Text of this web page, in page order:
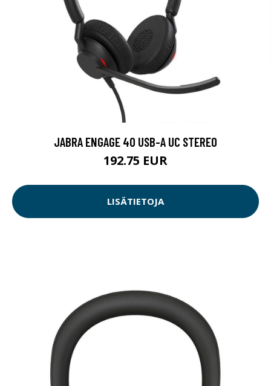
JABRA ENGAGE 40 USB-A UC STEREO
192.75 EUR
LISÄTIETOJA